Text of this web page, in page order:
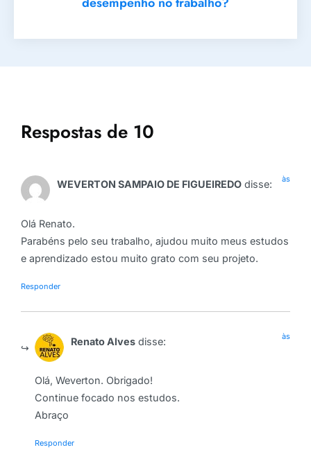
Respostas de 10
WEVERTON SAMPAIO DE FIGUEIREDO disse: às
Olá Renato.
Parabéns pelo seu trabalho, ajudou muito meus estudos
e aprendizado estou muito grato com seu projeto.
Responder
Renato Alves disse: às
Olá, Weverton. Obrigado!
Continue focado nos estudos.
Abraço
Responder